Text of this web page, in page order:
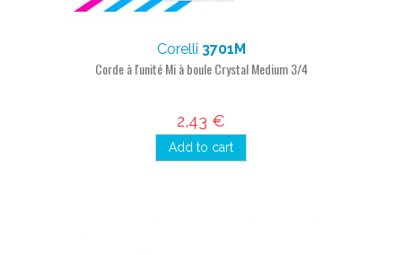
Corelli 3701M
Corde à l'unité Mi à boule Crystal Medium 3/4
2,43 €
Add to cart